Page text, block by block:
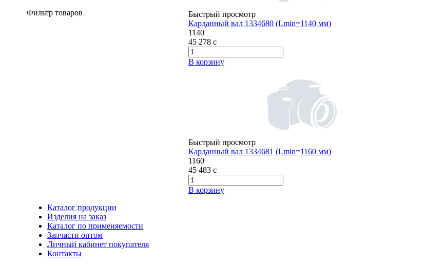
Фильтр товаров
Быстрый просмотр
Карданный вал 1334680 (Lmin=1140 мм)
1140
45 278 c
В корзину
Быстрый просмотр
Карданный вал 1334681 (Lmin=1160 мм)
1160
45 483 c
В корзину
Каталог продукции
Изделия на заказ
Каталог по применяемости
Запчасти оптом
Личный кабинет покупателя
Контакты